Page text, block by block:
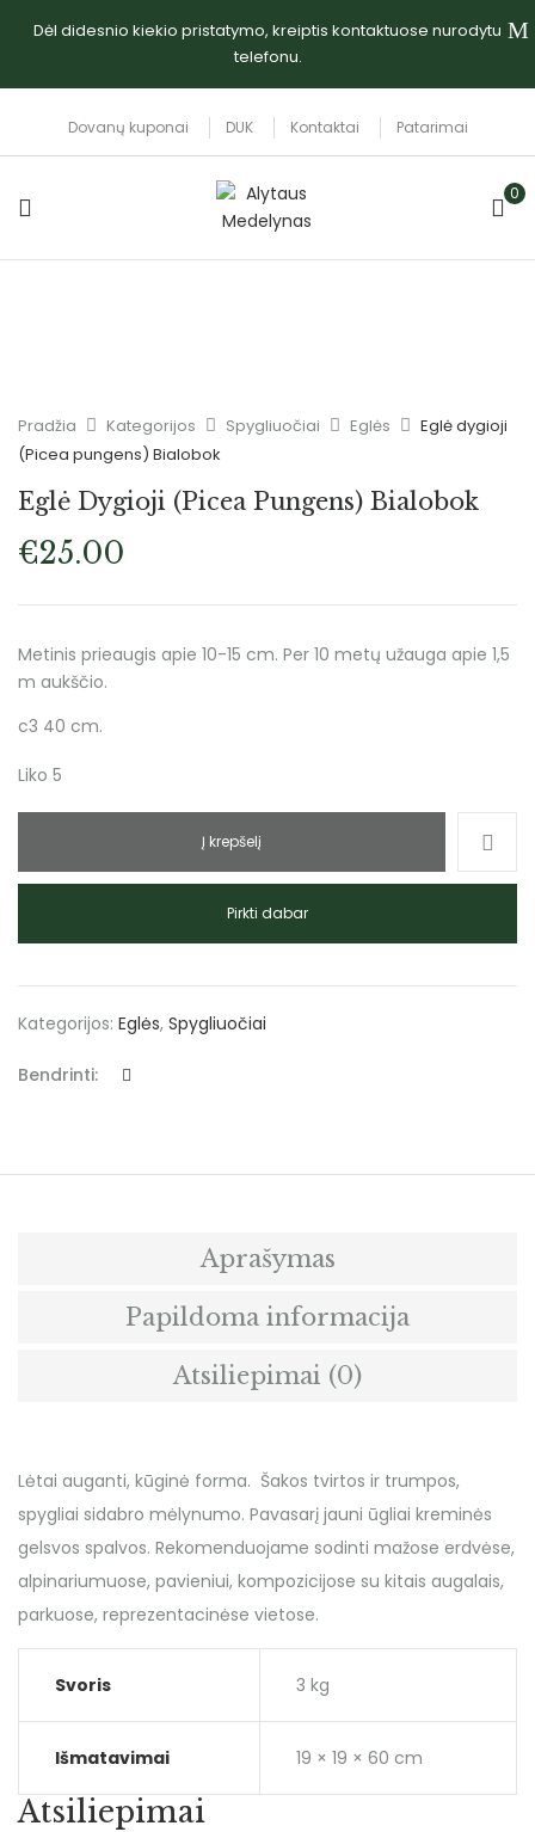
Dėl didesnio kiekio pristatymo, kreiptis kontaktuose nurodytu
telefonu.
Dovanų kuponai DUK Kontaktai Patarimai
0
Pradžia Kategorijos Spygliuočiai Eglės
Eglė dygioji
(Picea pungens) Bialobok
Eglė Dygioji (Picea Pungens) Bialobok
€25.00
Metinis prieaugis apie 10-15 cm. Per 10 metų užauga apie 1,5
m aukščio.
c3 40 cm.
Liko 5
Į krepšelį
Pirkti dabar
Kategorijos: Eglės, Spygliuočiai
Bendrinti:
Aprašymas
Papildoma informacija
Atsiliepimai (0)
Lėtai auganti, kūginė forma. Šakos tvirtos ir trumpos,
spygliai sidabro mėlynumo. Pavasarį jauni ūgliai kreminės
gelsvos spalvos. Rekomenduojame sodinti mažose erdvėse,
alpinariumuose, pavieniui, kompozicijose su kitais augalais,
parkuose, reprezentacinėse vietose.
Svoris 3 kg
Išmatavimai 19 × 19 × 60 cm
Atsiliepimai